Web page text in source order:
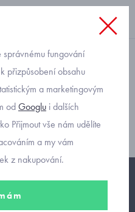
dívčí módní
31 až 35
správnému fungování
přizpůsobení obsahu
a marketingovým
odGooglu i dalších
Přijmout vše nám udělíte
a my vám
z nakupování.